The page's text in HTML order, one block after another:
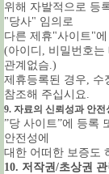
위해 자발적으로 등
"당사" 임의로
다른 제휴"사이트"
(아이디, 비밀번호는
관계없슴.)
제휴등록된 경우, 수
참조해 주십시요.
9. 자료의 신뢰성과 안전
”당 사이트”에 등록
안전성에
대한 어떠한 보증도
10. 저작권/초상권